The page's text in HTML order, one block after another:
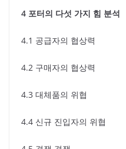
4 포터의 다섯 가지 힘 분석
4.1 공급자의 협상력
4.2 구매자의 협상력
4.3 대체품의 위협
4.4 신규 진입자의 위협